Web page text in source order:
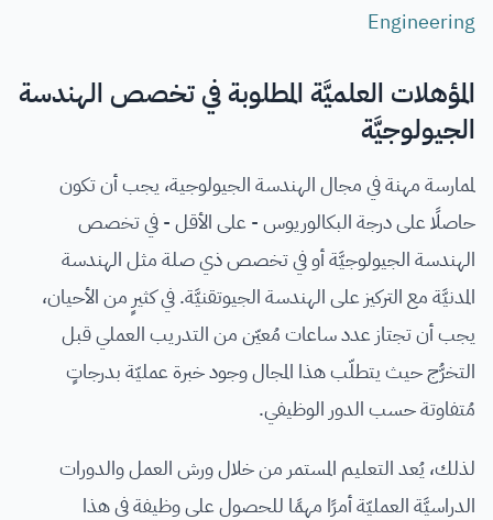
Engineering
المؤهلات العلميَّة المطلوبة في تخصص الهندسة
الجيولوجيَّة
لممارسة مهنة في مجال الهندسة الجيولوجية، يجب أن تكون
حاصلًا على درجة البكالوريوس - على الأقل - في تخصص
الهندسة الجيولوجيَّة أو في تخصص ذي صلة مثل الهندسة
المدنيَّة مع التركيز على الهندسة الجيوتقنيَّة. في كثيرٍ من الأحيان،
يجب أن تجتاز عدد ساعات مُعيّن من التدريب العملي قبل
التخرُّج حيث يتطلّب هذا المجال وجود خبرة عمليّة بدرجاتٍ
مُتفاوتة حسب الدور الوظيفي.
لذلك، يُعد التعليم المستمر من خلال ورش العمل والدورات
الدراسيَّة العمليّة أمرًا مهمًا للحصول على وظيفة في هذا